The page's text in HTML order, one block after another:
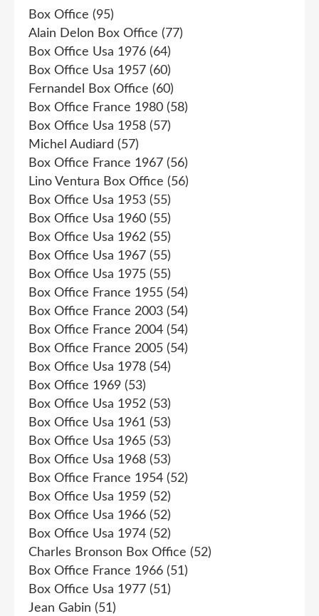
Box Office (95)
Alain Delon Box Office (77)
Box Office Usa 1976 (64)
Box Office Usa 1957 (60)
Fernandel Box Office (60)
Box Office France 1980 (58)
Box Office Usa 1958 (57)
Michel Audiard (57)
Box Office France 1967 (56)
Lino Ventura Box Office (56)
Box Office Usa 1953 (55)
Box Office Usa 1960 (55)
Box Office Usa 1962 (55)
Box Office Usa 1967 (55)
Box Office Usa 1975 (55)
Box Office France 1955 (54)
Box Office France 2003 (54)
Box Office France 2004 (54)
Box Office France 2005 (54)
Box Office Usa 1978 (54)
Box Office 1969 (53)
Box Office Usa 1952 (53)
Box Office Usa 1961 (53)
Box Office Usa 1965 (53)
Box Office Usa 1968 (53)
Box Office France 1954 (52)
Box Office Usa 1959 (52)
Box Office Usa 1966 (52)
Box Office Usa 1974 (52)
Charles Bronson Box Office (52)
Box Office France 1966 (51)
Box Office Usa 1977 (51)
Jean Gabin (51)